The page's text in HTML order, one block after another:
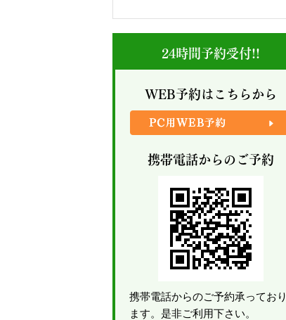
24時間予約受付!!
WEB予約はこちらから
携帯電話からのご予約
携帯電話からのご予約承っており
ます。是非ご利用下さい。